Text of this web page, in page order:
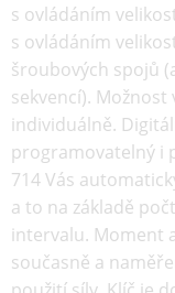
s ovládáním
s ovládáním
šroubových spojů
sekvencí).
individuálně.
programovatelný i
714 Vás
a to na základě
intervalu. Moment
současně a